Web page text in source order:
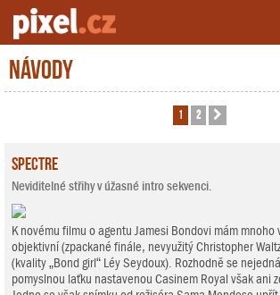
Server o natáčení a zpracování videa
Návody
1 2
Spectre
Neviditelné střihy v úžasné intro sekvenci.
K novému filmu o agentu Jamesi Bondovi mám mnoho
objektivní (zpackané finále, nevyužitý Christopher
(kvality „Bond girl“ Léy Seydoux). Rozhodně se
pomyslnou laťku nastavenou Casinem Royal však ani